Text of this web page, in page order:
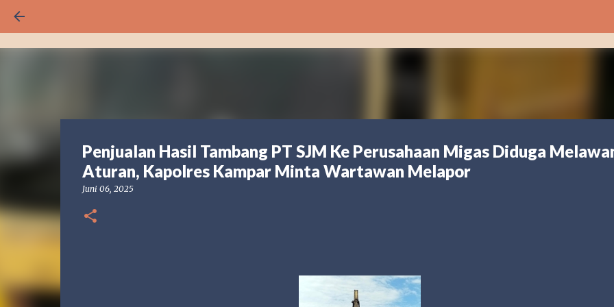
Penjualan Hasil Tambang PT SJM Ke Perusahaan Migas Diduga
Aturan, Kapolres Kampar Minta Wartawan Melapor
Juni 06, 2025